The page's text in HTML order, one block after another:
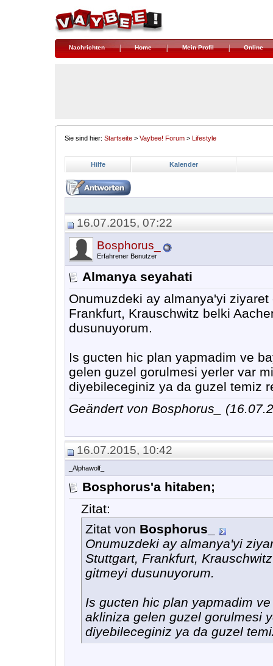
Nachrichten Home Mein Profil Online
Sie sind hier: Startseite > Vaybee! Forum > Lifestyle
Hilfe Kalender
16.07.2015, 07:22
Bosphorus_
Erfahrener Benutzer
Almanya seyahati
Onumuzdeki ay almanya'yi
Frankfurt, Krauschwitz belki
dusunuyorum.
Is gucten hic plan yapmadim ve
gelen guzel gorulmesi yerler var
diyebileceginiz ya da guzel temiz
Geändert von Bosphorus_
16.07.2015, 10:42
_Alphawolf_
Bosphorus'a hitaben;
Zitat:
Zitat von Bosphorus_
Onumuzdeki ay almanya'yi
Stuttgart, Frankfurt,
gitmeyi dusunuyorum.
Is gucten hic plan yapmadim
akliniza gelen guzel gorulmesi
diyebileceginiz ya da guzel